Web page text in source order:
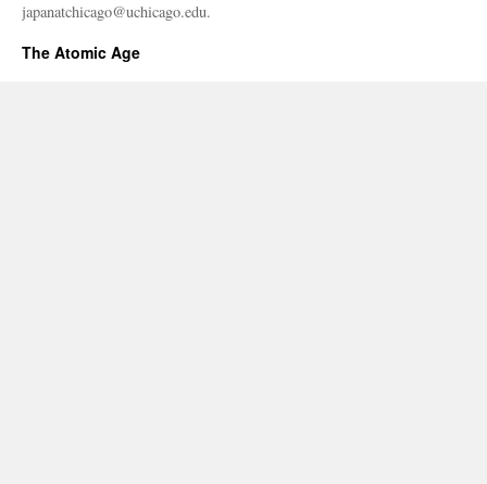
japanatchicago@uchicago.edu.
The Atomic Age